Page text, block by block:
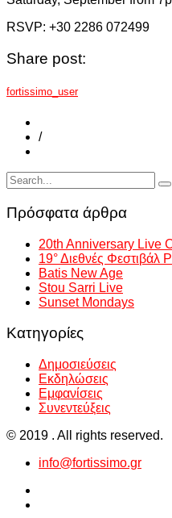
RSVP: +30 2286 072499
Share post:
fortissimo_user
/
Πρόσφατα άρθρα
20th Anniversary Live
19° Διεθνές Φεστιβάλ
Batis New Age
Stou Sarri Live
Sunset Mondays
Kατηγορίες
Δημοσιεύσεις
Εκδηλώσεις
Εμφανίσεις
Συνεντεύξεις
© 2019 . All rights reserved.
info@fortissimo.gr